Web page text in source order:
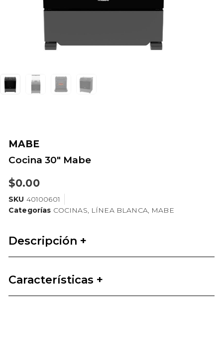
MABE
Cocina 30″ Mabe
$0.00
SKU 40100601
Categorías COCINAS LÍNEA BLANCA MABE
Descripción +
Características +